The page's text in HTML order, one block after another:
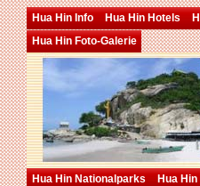
Hua Hin Info Hua Hin Hotels
Hua Hin Foto-Galerie
Hua Hin Nationalparks Hua Hin